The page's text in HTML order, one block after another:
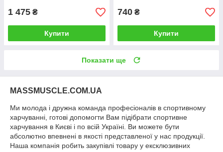
1 475 ₴
Купити
740 ₴
Купити
Показати ще
MASSMUSCLE.COM.UA
Ми молода і дружна команда професіоналів в спортивному
харчуванні, готові допомогти Вам підібрати спортивне
харчування в Києві і по всій Україні. Ви можете бути
абсолютно впевнені в якості представленої у нас продукції.
Наша компанія робить закупівлі товару у ексклюзивних